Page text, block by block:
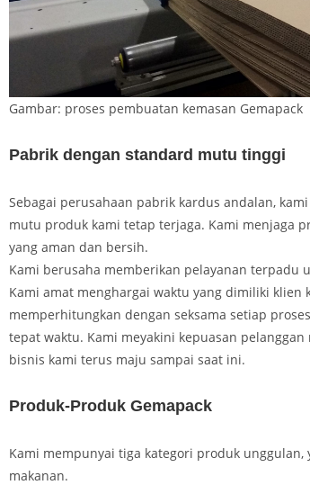
Gambar: proses pembuatan kemasan Gemapack
Pabrik dengan standard mutu tinggi
Sebagai perusahaan pabrik kardus andalan,
mutu produk kami tetap terjaga. Kami menjaga
yang aman dan bersih.
Kami berusaha memberikan pelayanan terpadu
Kami amat menghargai waktu yang dimiliki klien
memperhitungkan dengan seksama setiap
tepat waktu. Kami meyakini kepuasan
bisnis kami terus maju sampai saat ini.
Produk-Produk Gemapack
Kami mempunyai tiga kategori produk
makanan.